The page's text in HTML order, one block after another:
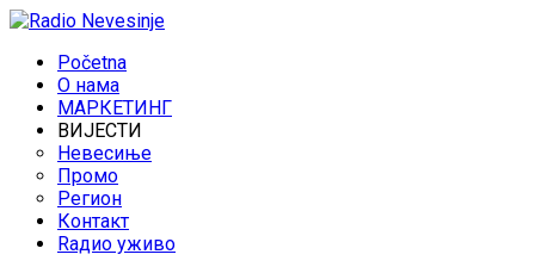
Početna
O нама
МАРКЕТИНГ
ВИЈЕСТИ
Невесиње
Промо
Регион
Контакт
Rадио уживо